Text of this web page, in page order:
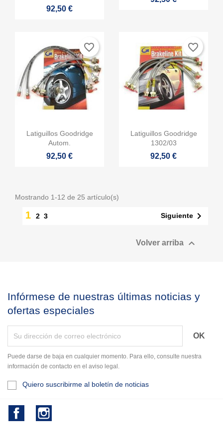
92,50 €
Vista rápida
Latiguillos Goodridge
Autom.
92,50 €
favorite_border
Vista rápida
Latiguillos Goodridge
1302/03
92,50 €
favorite_border
Mostrando 1-12 de 25 artículo(s)
1 2 3 Siguiente 
Volver arriba 
Infórmese de nuestras últimas noticias y
ofertas especiales
Puede darse de baja en cualquier momento. Para ello, consulte nuestra
información de contacto en el aviso legal.
Quiero suscribirme al boletín de noticias
Facebook